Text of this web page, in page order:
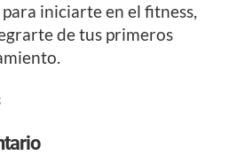
iniciarte en el fitness,
de tus primeros